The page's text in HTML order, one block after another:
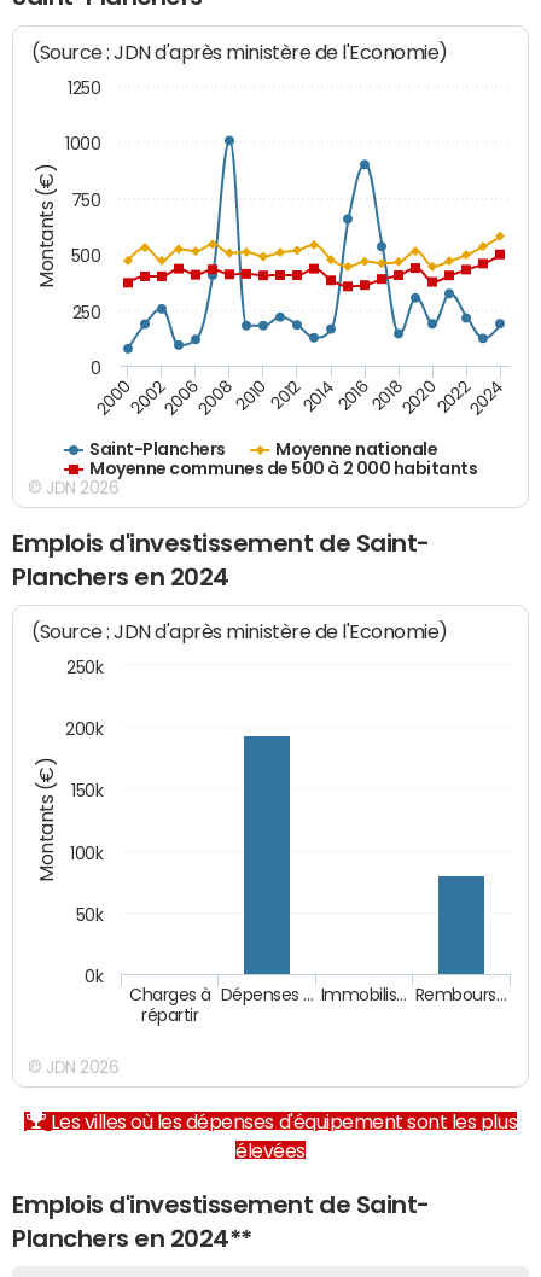
Montants (€)
(Source : JDN d'après ministère de l'Economie)
Saint-Planchers
Moyenne nationale
Moyenne communes de 500 à 2 000 habitants
200020022006200820102012201420162018202020222024
0
250
500
750
1000
1250
© JDN 2026
Emplois d'investissement de Saint-
Planchers en 2024
Montants (€)
(Source : JDN d'après ministère de l'Economie)
Charges à
répartir
Dépenses … Immobilis… Rembours…
0k
50k
100k
150k
200k
250k
© JDN 2026
Les villes où les dépenses d'équipement sont les plus
élevées
Emplois d'investissement de Saint-
Planchers en 2024**